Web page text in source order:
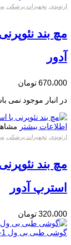
ارتوپدی تجهیزات پزشکی
مچ بند
آدور
670،000 تومان
در انبار موجود نمی
اطلاعات بیشتر
ارتوپدی, تجهیزات پزشکی,
مچ بند
استرپ آدور
320،000 تومان
گوشی طبی بی ول WS-1